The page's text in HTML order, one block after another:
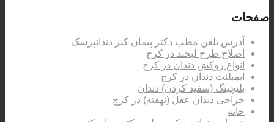
صفحات
آدرس تلفن مطب دکتر پیمان کنز دندانپزشک
اصلاح طرح لبخند در کرج
انواع روکش دندان در کرج
ایمپلنت دندان در کرج
بلیچینگ (سفید کردن) دندان
جراحی دندان عقل (نهفته) در کرج
خانه